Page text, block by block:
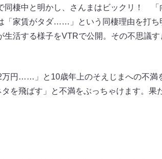
同棲中と明かし、さんまはビックリ！ 「
「家賃がタダ……」という同棲理由を打ち
活する様子をVTRで公開。その不思議す
円……」と10歳年上のそえじまへの不満
を飛ばす」と不満をぶっちゃけます。果